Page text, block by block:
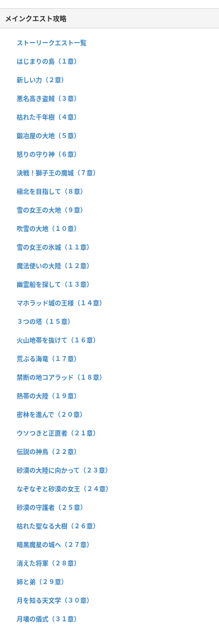
メインクエスト攻略
ストーリークエスト一覧
はじまりの島（１章）
新しい力（２章）
悪名高き盗賊（３章）
枯れた千年樹（４章）
鍛冶屋の大地（５章）
怒りの守り神（６章）
決戦！獅子王の魔城（７章）
極北を目指して（８章）
雪の女王の大地（９章）
吹雪の大地（１０章）
雪の女王の氷城（１１章）
魔法使いの大陸（１２章）
幽霊船を探して（１３章）
マホラッド城の王様（１４章）
３つの塔（１５章）
火山地帯を抜けて（１６章）
荒ぶる海竜（１７章）
禁断の地コアラッド（１８章）
熱帯の大陸（１９章）
密林を進んで（２０章）
ウソつきと正直者（２１章）
伝説の神鳥（２２章）
砂漠の大陸に向かって（２３章）
なぞなぞと砂漠の女王（２４章）
砂漠の守護者（２５章）
枯れた聖なる大樹（２６章）
暗黒魔星の城へ（２７章）
消えた将軍（２８章）
姉と弟（２９章）
月を知る天文学（３０章）
月壊の儀式（３１章）